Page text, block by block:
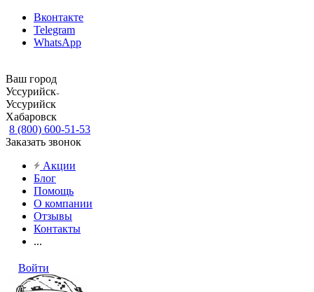
Вконтакте
Telegram
WhatsApp
Ваш город
Уссурийск
Уссурийск
Хабаровск
8 (800) 600-51-53
Заказать звонок
Акции
Блог
Помощь
О компании
Отзывы
Контакты
...
Войти